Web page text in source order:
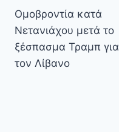
άρθρων
Ομοβροντία κατά
Νετανιάχου μετά το
ξέσπασμα Τραμπ για
τον Λίβανο